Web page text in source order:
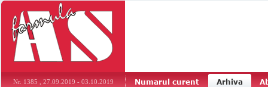
Nr. 1385 , 27.09.2019 - 03.10.2019 Numarul curent Arhiva